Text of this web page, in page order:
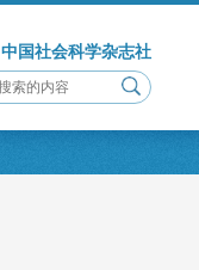
中国社会科学杂志社